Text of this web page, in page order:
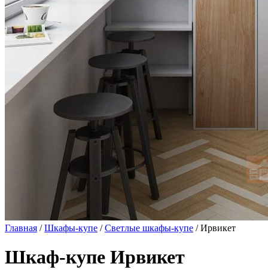
Главная /Шкафы-купе /Светлые шкафы-купе / Ирвикет
Шкаф-купе Ирвикет